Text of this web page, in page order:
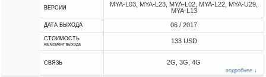
ВЕРСИИ
MYA-L03, MYA-L23, MYA-L02, MYA-L22, MYA-U29,
MYA-L13
ДАТА ВЫХОДА 06 / 2017
СТОИМОСТЬ
на момент выхода 133 USD
СВЯЗЬ 2G, 3G, 4G
подробнее ↓